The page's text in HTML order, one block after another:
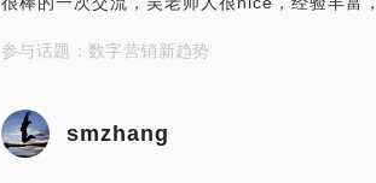
参与话题：数字营销新趋势
smzhang